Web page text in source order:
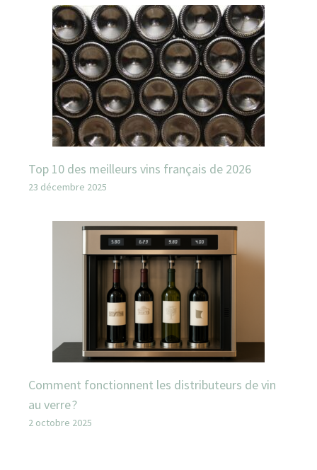
Top 10 des meilleurs vins français de 2026
23 décembre 2025
Comment fonctionnent les distributeurs de vin
au verre ?
2 octobre 2025